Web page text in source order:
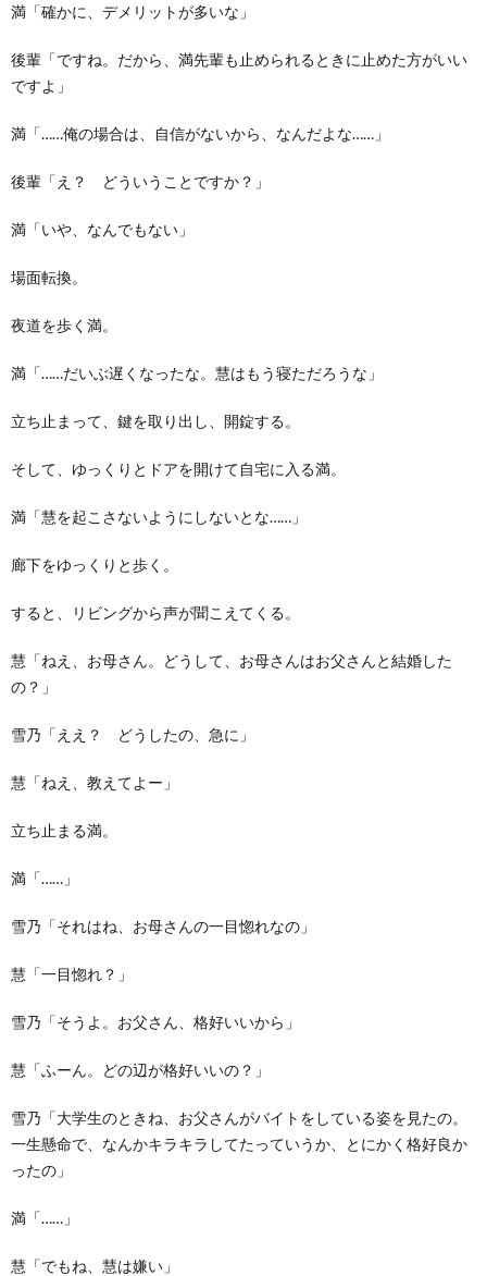
満「確かに、デメリットが多いな」
後輩「ですね。だから、満先輩も止められるときに止めた方がいい
ですよ」
満「……俺の場合は、自信がないから、なんだよな……」
後輩「え？ どういうことですか？」
満「いや、なんでもない」
場面転換。
夜道を歩く満。
満「……だいぶ遅くなったな。慧はもう寝ただろうな」
立ち止まって、鍵を取り出し、開錠する。
そして、ゆっくりとドアを開けて自宅に入る満。
満「慧を起こさないようにしないとな……」
廊下をゆっくりと歩く。
すると、リビングから声が聞こえてくる。
慧「ねえ、お母さん。どうして、お母さんはお父さんと結婚した
の？」
雪乃「ええ？ どうしたの、急に」
慧「ねえ、教えてよー」
立ち止まる満。
満「……」
雪乃「それはね、お母さんの一目惚れなの」
慧「一目惚れ？」
雪乃「そうよ。お父さん、格好いいから」
慧「ふーん。どの辺が格好いいの？」
雪乃「大学生のときね、お父さんがバイトをしている姿を見たの。
一生懸命で、なんかキラキラしてたっていうか、とにかく格好良か
ったの」
満「……」
慧「でもね、慧は嫌い」